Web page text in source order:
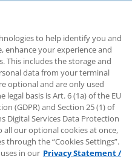
to help identify you and
enhance your experience and
This includes the storage and
data from your terminal
optional and are only used
legal basis is Art. 6 (1a) of the EU
(GDPR) and Section 25 (1) of
Digital Services Data Protection
all our optional cookies at once,
through the “Cookies Settings”.
in our Privacy Statement /